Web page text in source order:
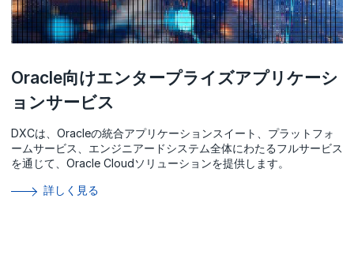
Oracle向けエンタープライズアプリケーシ
ョンサービス
DXCは、Oracleの統合アプリケーションスイート、プラットフォ
ームサービス、エンジニアードシステム全体にわたるフルサービス
を通じて、Oracle Cloudソリューションを提供します。
詳しく見る